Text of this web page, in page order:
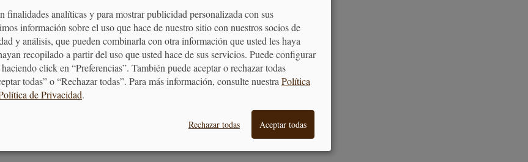
tu desarrollo profesional?
me han marcado desde el punto personal y
la constancia.
aquello que hago.
allá, ilusión y entrega (espero aprender
finalidades analíticas y para mostrar publicidad personalizada con sus
información sobre el uso que hace de nuestro sitio con nuestros socios de
y análisis, que pueden combinarla con otra información que usted les haya
recopilado a partir del uso que usted hace de sus servicios. Puede configurar
click en “Preferencias”. También puede aceptar o rechazar todas
todas” o “Rechazar todas”. Para más información, consulte nuestra Política
de Privacidad.
Rechazar todas Aceptar todas